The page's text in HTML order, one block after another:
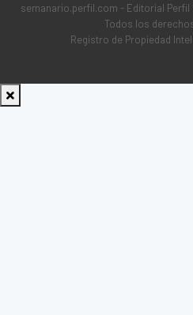
semanario.perfil.com - Editorial Perfil
Todos los
Registro de Propiedad